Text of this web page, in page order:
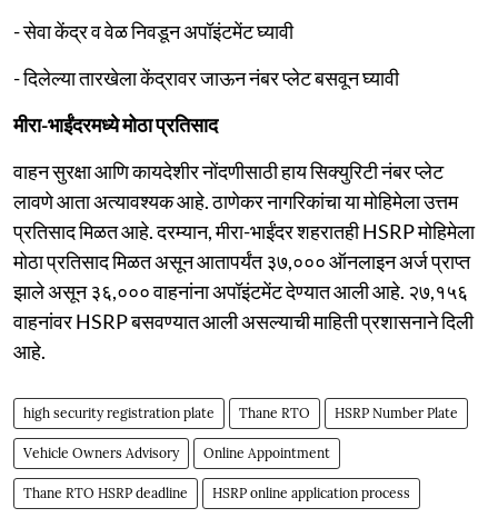
- सेवा केंद्र व वेळ निवडून अपॉइंटमेंट घ्यावी
- दिलेल्या तारखेला केंद्रावर जाऊन नंबर प्लेट बसवून घ्यावी
मीरा-भाईंदरमध्ये मोठा प्रतिसाद
वाहन सुरक्षा आणि कायदेशीर नोंदणीसाठी हाय सिक्युरिटी नंबर प्लेट
लावणे आता अत्यावश्यक आहे. ठाणेकर नागरिकांचा या मोहिमेला उत्तम
प्रतिसाद मिळत आहे. दरम्यान, मीरा-भाईंदर शहरातही HSRP मोहिमेला
मोठा प्रतिसाद मिळत असून आतापर्यंत ३७,००० ऑनलाइन अर्ज प्राप्त
झाले असून ३६,००० वाहनांना अपॉइंटमेंट देण्यात आली आहे. २७,१५६
वाहनांवर HSRP बसवण्यात आली असल्याची माहिती प्रशासनाने दिली
आहे.
high security registration plate Thane RTO HSRP Number Plate
Vehicle Owners Advisory Online Appointment
Thane RTO HSRP deadline HSRP online application process